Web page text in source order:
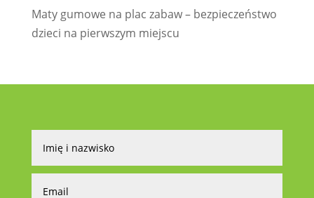
Maty gumowe na plac zabaw – bezpieczeństwo
dzieci na pierwszym miejscu